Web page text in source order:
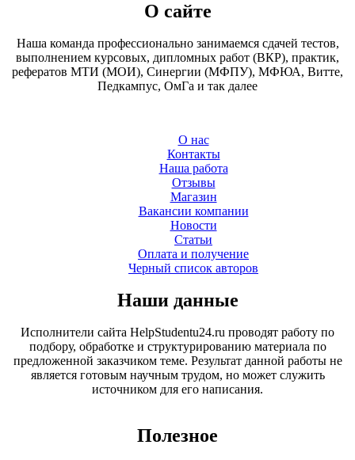
О сайте
Наша команда профессионально занимаемся сдачей тестов,
выполнением курсовых, дипломных работ (ВКР), практик,
рефератов МТИ (МОИ), Синергии (МФПУ), МФЮА, Витте,
Педкампус, ОмГа и так далее
О нас
Контакты
Наша работа
Отзывы
Магазин
Вакансии компании
Новости
Статьи
Оплата и получение
Черный список авторов
Наши данные
Исполнители сайта HelpStudentu24.ru проводят работу по
подбору, обработке и структурированию материала по
предложенной заказчиком теме. Результат данной работы не
является готовым научным трудом, но может служить
источником для его написания.
Полезное